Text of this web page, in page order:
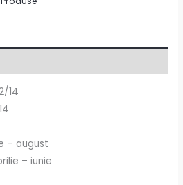
14
– august
– iunie